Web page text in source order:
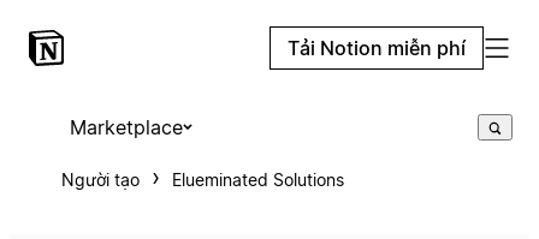
Tải Notion miễn phí
Marketplace
Người tạo Elueminated Solutions